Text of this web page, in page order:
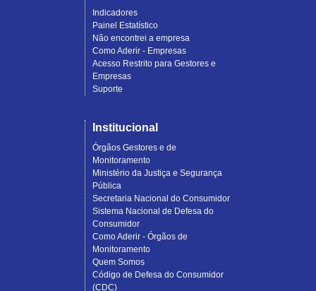
Indicadores
Painel Estatístico
Não encontrei a empresa
Como Aderir - Empresas
Acesso Restrito para Gestores e
Empresas
Suporte
Institucional
Órgãos Gestores e de
Monitoramento
Ministério da Justiça e Segurança
Pública
Secretaria Nacional do Consumidor
Sistema Nacional de Defesa do
Consumidor
Como Aderir - Órgãos de
Monitoramento
Quem Somos
Código de Defesa do Consumidor
(CDC)